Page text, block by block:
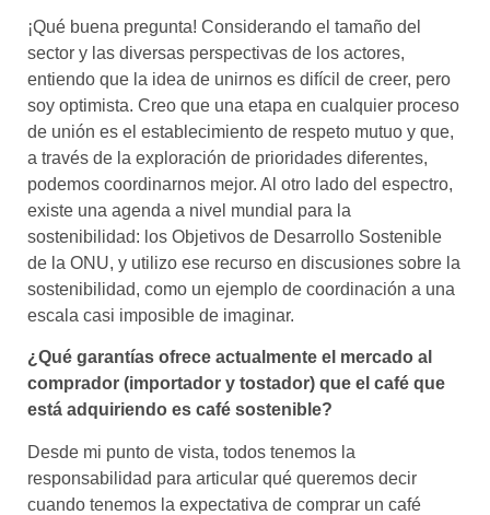
¡Qué buena pregunta! Considerando el tamaño del
sector y las diversas perspectivas de los actores,
entiendo que la idea de unirnos es difícil de creer, pero
soy optimista. Creo que una etapa en cualquier proceso
de unión es el establecimiento de respeto mutuo y que,
a través de la exploración de prioridades diferentes,
podemos coordinarnos mejor. Al otro lado del espectro,
existe una agenda a nivel mundial para la
sostenibilidad: los Objetivos de Desarrollo Sostenible
de la ONU, y utilizo ese recurso en discusiones sobre la
sostenibilidad, como un ejemplo de coordinación a una
escala casi imposible de imaginar.
¿Qué garantías ofrece actualmente el mercado al
comprador (importador y tostador) que el café que
está adquiriendo es café sostenible?
Desde mi punto de vista, todos tenemos la
responsabilidad para articular qué queremos decir
cuando tenemos la expectativa de comprar un café